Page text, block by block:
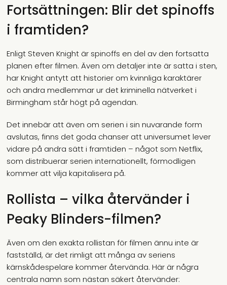
Fortsättningen: Blir det spinoffs
i framtiden?
Enligt Steven Knight är spinoffs en del av den fortsatta
planen efter filmen. Även om detaljer inte är satta i sten,
har Knight antytt att historier om kvinnliga karaktärer
och andra medlemmar ur det kriminella nätverket i
Birmingham står högt på agendan.
Det innebär att även om serien i sin nuvarande form
avslutas, finns det goda chanser att universumet lever
vidare på andra sätt i framtiden – något som Netflix,
som distribuerar serien internationellt, förmodligen
kommer att vilja kapitalisera på.
Rollista – vilka återvänder i
Peaky Blinders-filmen?
Även om den exakta rollistan för filmen ännu inte är
fastställd, är det rimligt att många av seriens
kärnskådespelare kommer återvända. Här är några
centrala namn som nästan säkert återvänder: